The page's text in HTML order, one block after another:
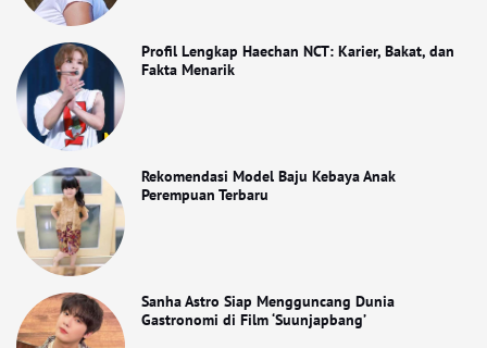
Profil Lengkap Haechan NCT: Karier, Bakat, dan
Fakta Menarik
Rekomendasi Model Baju Kebaya Anak
Perempuan Terbaru
Sanha Astro Siap Mengguncang Dunia
Gastronomi di Film ‘Suunjapbang’